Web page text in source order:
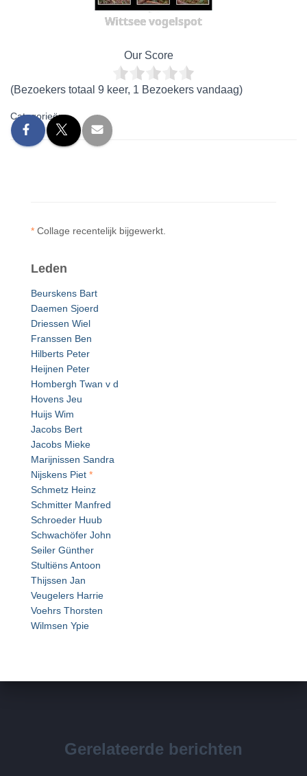
Wittsee vogelspot
Our Score
(Bezoekers totaal 9 keer, 1 Bezoekers vandaag)
Categorieën:
* Collage recentelijk bijgewerkt.
Leden
Beurskens Bart
Daemen Sjoerd
Driessen Wiel
Franssen Ben
Hilberts Peter
Heijnen Peter
Hombergh Twan v d
Hovens Jeu
Huijs Wim
Jacobs Bert
Jacobs Mieke
Marijnissen Sandra
Nijskens Piet *
Schmetz Heinz
Schmitter Manfred
Schroeder Huub
Schwachöfer John
Seiler Günther
Stultiëns Antoon
Thijssen Jan
Veugelers Harrie
Voehrs Thorsten
Wilmsen Ypie
Gerelateerde berichten